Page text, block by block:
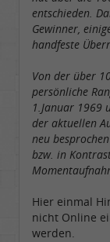
entschieden.
Gewinner,
handfeste
Von der über
persönliche
1.Januar 1969
der aktuellen
neu
bzw. in
Hier einmal
nicht Online
werden.